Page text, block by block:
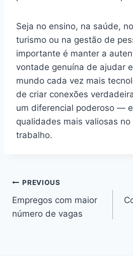
Seja no ensino, na saúde,
turismo ou na gestão de
importante é manter a
vontade genuína de ajudar
mundo cada vez mais
de criar conexões
um diferencial poderoso —
qualidades mais valiosas
trabalho.
Post
navigation
PREVIOUS
Empregos com maior
número de vagas